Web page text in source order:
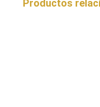
Productos